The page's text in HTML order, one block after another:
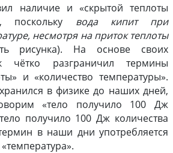
наличие и «скрытой теплоты
поскольку вода кипит при
несмотря на приток теплоты
рисунка). На основе своих
чётко разграничил термины
и «количество температуры».
в физике до наших дней,
«тело получило 100 Дж
получило 100 Дж количества
в наши дни употребляется